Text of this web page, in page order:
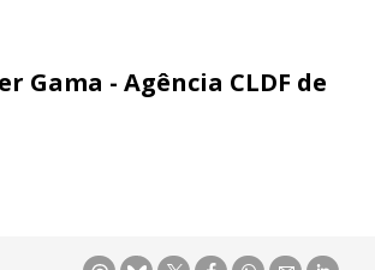
Gama - Agência CLDF de